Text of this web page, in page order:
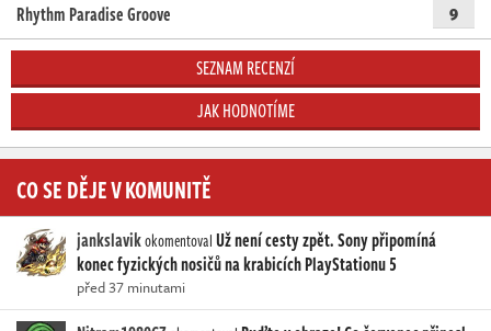
Rhythm Paradise Groove 9
SEZNAM RECENZÍ
JAK HODNOTÍME
CO SE DĚJE V KOMUNITĚ
jankslavikokomentovalUž není cesty zpět. Sony připomíná
konec fyzických nosičů na krabicích PlayStationu 5
před 37 minutami